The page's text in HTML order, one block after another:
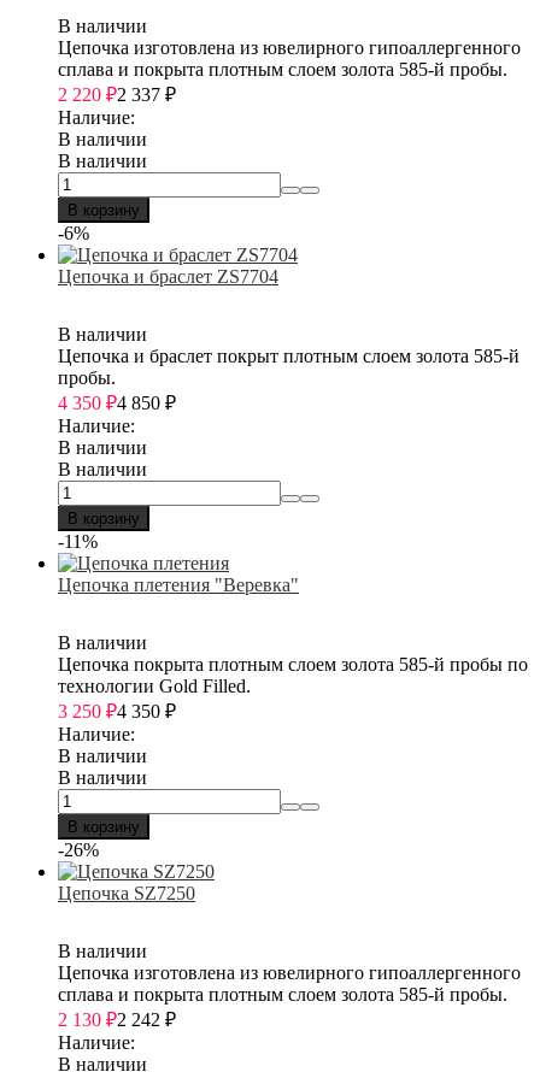
В наличии
Цепочка изготовлена из ювелирного гипоаллергенного
сплава и покрыта плотным слоем золота 585-й пробы.
2 220 ₽2 337 ₽
Наличие:
В наличии
В наличии
В корзину
-6%
Цепочка и браслет ZS7704
В наличии
Цепочка и браслет покрыт плотным слоем золота 585-й
пробы.
4 350 ₽4 850 ₽
Наличие:
В наличии
В наличии
В корзину
-11%
Цепочка плетения "Веревка"
В наличии
Цепочка покрыта плотным слоем золота 585-й пробы по
технологии Gold Filled.
3 250 ₽4 350 ₽
Наличие:
В наличии
В наличии
В корзину
-26%
Цепочка SZ7250
В наличии
Цепочка изготовлена из ювелирного гипоаллергенного
сплава и покрыта плотным слоем золота 585-й пробы.
2 130 ₽2 242 ₽
Наличие:
В наличии